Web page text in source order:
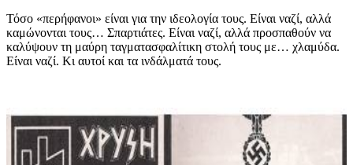
Τόσο «περήφανοι» είναι για την ιδεολογία τους. Είναι ναζί, αλλά
καμώνονται τους… Σπαρτιάτες. Είναι ναζί, αλλά προσπαθούν να
καλύψουν τη μαύρη ταγματασφαλίτικη στολή τους με… χλαμύδα.
Είναι ναζί. Κι αυτοί και τα ινδάλματά τους.